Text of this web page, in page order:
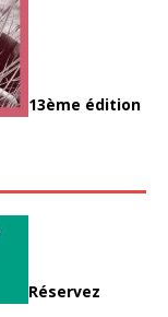
13ème édition
Réservez